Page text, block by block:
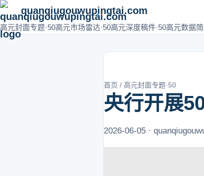
quanqiugouwupingtai.com
高元封面专题·50高元市场雷达·50高元深度稿件·50高元数据
首页 / 高元封面专题·50
央行开展
2026-06-05 ·